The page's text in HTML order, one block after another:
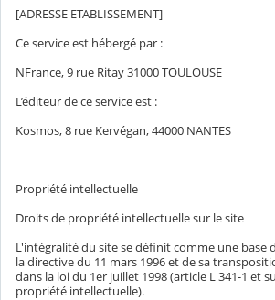
[ADRESSE ETABLISSEMENT]
Ce service est hébergé par :
NFrance, 9 rue Ritay 31000 TOULOUSE
L’éditeur de ce service est :
Kosmos, 8 rue Kervégan, 44000 NANTES
Propriété intellectuelle
Droits de propriété intellectuelle sur le site
L'intégralité du site se définit comme une base
la directive du 11 mars 1996 et de sa
dans la loi du 1er juillet 1998 (article L 341-1 et
propriété intellectuelle).